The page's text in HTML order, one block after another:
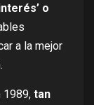
o
a la mejor
1989, tan